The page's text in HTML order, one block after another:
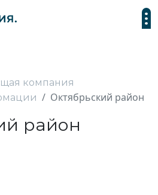
компания
Октябрьский район
район